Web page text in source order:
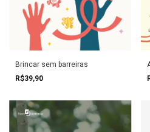
Brincar sem barreiras
R$39,90